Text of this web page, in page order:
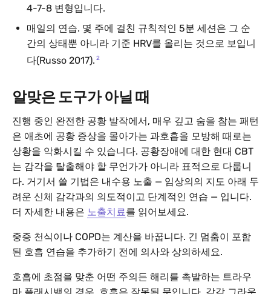
4-7-8 변형입니다.
매일의 연습. 몇 주에 걸친 규칙적인 5분 세션은 그 순
간의 상태뿐 아니라 기준 HRV를 올리는 것으로 보입니
다(Russo 2017). 2
알맞은 도구가 아닐 때
진행 중인 완전한 공황 발작에서, 매우 깊고 숨을 참는 패턴
은 애초에 공황 증상을 몰아가는 과호흡을 모방해 때로는
상황을 악화시킬 수 있습니다. 공황장애에 대한 현대 CBT
는 감각을 탈출해야 할 무언가가 아니라 표적으로 다룹니
다. 거기서 쓸 기법은 내수용 노출 — 임상의의 지도 아래 두
려운 신체 감각과의 의도적이고 단계적인 연습 — 입니다.
더 자세한 내용은 노출치료를 읽어보세요.
중증 천식이나 COPD는 계산을 바꿉니다. 긴 멈춤이 포함
된 호흡 연습을 추가하기 전에 의사와 상의하세요.
호흡에 초점을 맞춘 어떤 주의든 해리를 촉발하는 트라우
마 플래시백의 경우, 호흡은 잘못된 문입니다. 감각 그라운